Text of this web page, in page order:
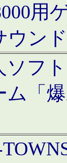
用
ウン
ソフ
ム「